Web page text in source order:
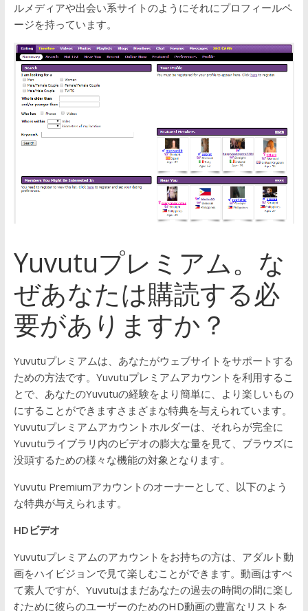
ルメディアや出会い系サイトのようにそれにプロフィールペ
ージを持っています。
Yuvutuプレミアム。な
ぜあなたは購読する必
要がありますか？
Yuvutuプレミアムは、あなたがウェブサイトをサポートする
ための方法です。Yuvutuプレミアムアカウントを利用するこ
とで、あなたのYuvutuの経験をより簡単に、より楽しいもの
にすることができますさまざまな特典を与えられています。
Yuvutuプレミアムアカウントホルダーは、それらが完全に
Yuvutuライブラリ内のビデオの膨大な量を見て、ブラウズに
没頭するための様々な機能の対象となります。
Yuvutu Premiumアカウントのオーナーとして、以下のよう
な特典が与えられます。
HDビデオ
Yuvutuプレミアムのアカウントをお持ちの方は、アダルト動
画をハイビジョンで見て楽しむことができます。動画はすべ
て素人ですが、Yuvutuはまだあなたの過去の時間の間に楽し
むために彼らのユーザーのためのHD動画の豊富なリストを